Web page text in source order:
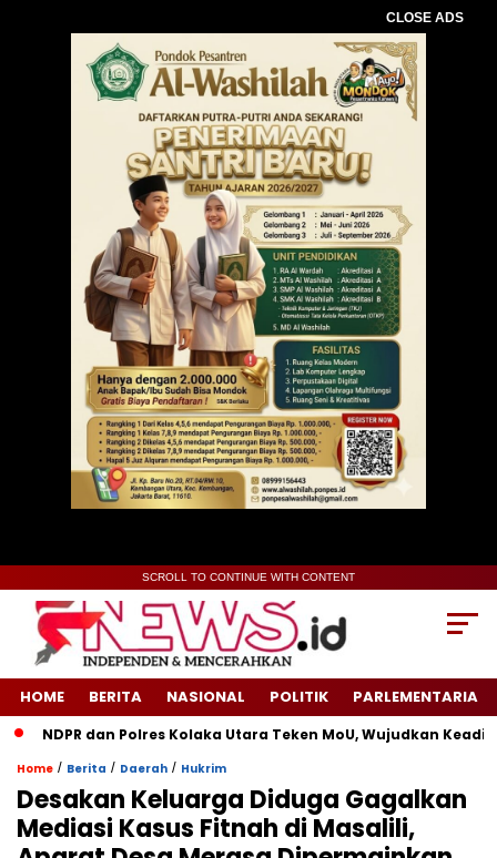
CLOSE ADS
SCROLL TO CONTINUE WITH CONTENT
HOME BERITA NASIONAL POLITIK PARLEMENTARIA
NDPR dan Polres Kolaka Utara Teken MoU, Wujudkan Keadilan
Home / Berita / Daerah / Hukrim
Desakan Keluarga Diduga Gagalkan
Mediasi Kasus Fitnah di Masalili,